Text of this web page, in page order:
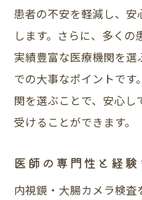
患者の不安を軽減し、
します。さらに、多く
実績豊富な医療機関を
での大事なポイントです
関を選ぶことで、安心し
受けることができます。
医師の専門性と経
内視鏡・大腸カメラ検